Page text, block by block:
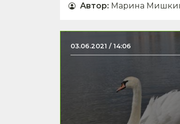
Автор: Марина
03.06.2021 / 14:06